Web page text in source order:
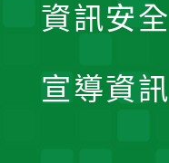
資訊安全
宣導資訊